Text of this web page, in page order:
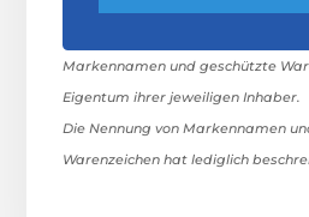
Markennamen und geschützte
Eigentum ihrer jeweiligen Inhaber.
Die Nennung von Markennamen
Warenzeichen hat lediglich